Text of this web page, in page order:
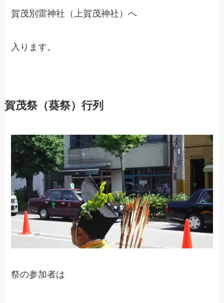
賀茂別雷神社（上賀茂神社）へ
入ります。
賀茂祭（葵祭）行列
祭の参加者は